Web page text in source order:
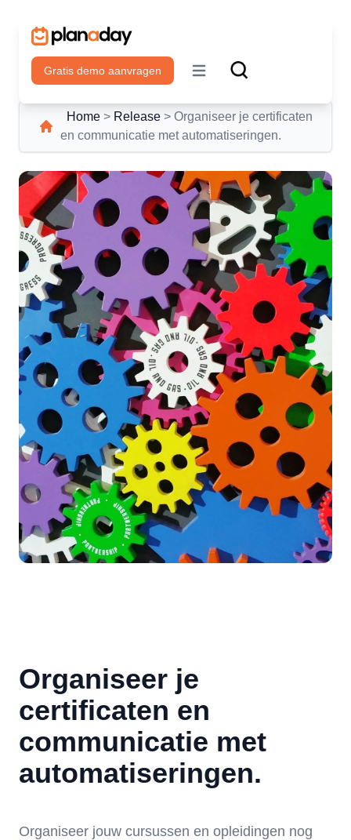
Gratis demo aanvragen
Open main menu
Home > Release > Organiseer je certificaten
en communicatie met automatiseringen.
Organiseer je
certificaten en
communicatie met
automatiseringen.
Organiseer jouw cursussen en opleidingen nog